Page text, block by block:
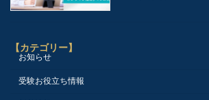
【カテゴリー】
お知らせ
受験お役立ち情報